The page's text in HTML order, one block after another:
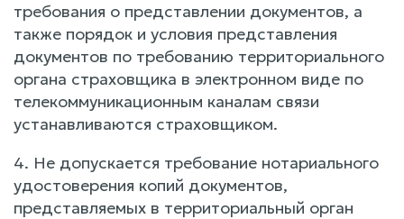
требования о представлении документов, а
также порядок и условия представления
документов по требованию территориального
органа страховщика в электронном виде по
телекоммуникационным каналам связи
устанавливаются страховщиком.
4. Не допускается требование нотариального
удостоверения копий документов,
представляемых в территориальный орган